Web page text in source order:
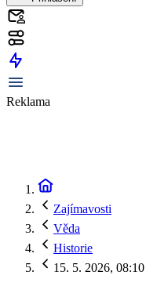
Reklama
Zajímavosti
Věda
Historie
15. 5. 2026, 08:10